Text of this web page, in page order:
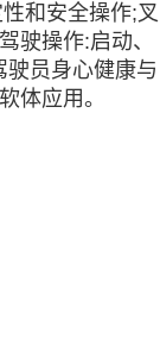
和安全操作;叉
驶操作:启动、
员身心健康与
体应用。